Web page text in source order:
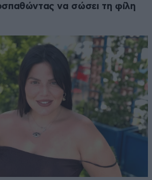
να σώσει τη φίλη